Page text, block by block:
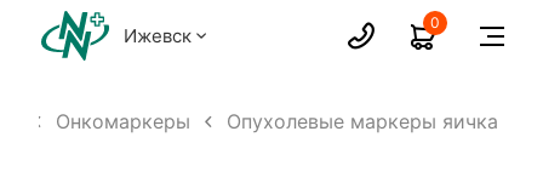
Ижевск
0
Онкомаркеры Опухолевые маркеры яичка